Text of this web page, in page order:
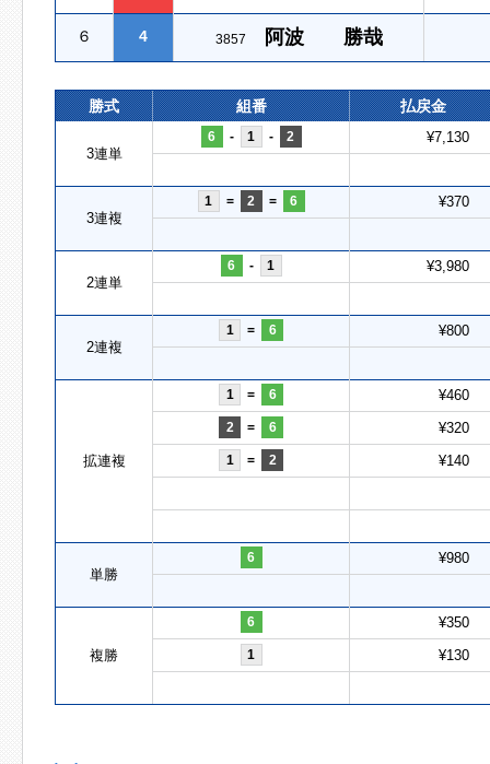
６ 4 3857 阿波 勝哉
勝式 組番 払戻金
3連単
6 - 1 - 2 ¥7,130
3連複
1 = 2 = 6 ¥370
2連単
6 - 1 ¥3,980
2連複
1 = 6 ¥800
拡連複
1 = 6 ¥460
2 = 6 ¥320
1 = 2 ¥140
単勝
6 ¥980
複勝
6 ¥350
1 ¥130